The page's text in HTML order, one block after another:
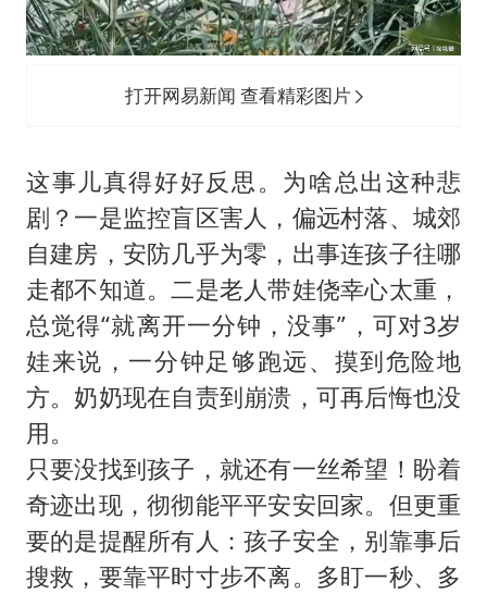
打开网易新闻 查看精彩图片
这事儿真得好好反思。为啥总出这种悲
剧？一是监控盲区害人，偏远村落、城郊
自建房，安防几乎为零，出事连孩子往哪
走都不知道。二是老人带娃侥幸心太重，
总觉得“就离开一分钟，没事”，可对3岁
娃来说，一分钟足够跑远、摸到危险地
方。奶奶现在自责到崩溃，可再后悔也没
用。
只要没找到孩子，就还有一丝希望！盼着
奇迹出现，彻彻能平平安安回家。但更重
要的是提醒所有人：孩子安全，别靠事后
搜救，要靠平时寸步不离。多盯一秒、多